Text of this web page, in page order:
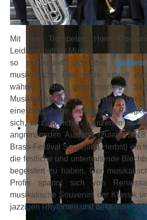
Mit zwei Trompeten, Horn,
Leidenschaft für Musik:
so präsentiert sich das
musikalische Feu sacré erhielt
während der gemeinsamen
Musikhochschule Zürich. Heute
eine langjährige, erfolgreiche
sich, in zahlreichen Konzerten in
angrenzenden Ausland (zuletzt
Brass-Festival Sauerland Herbst) ein
die festliche und unterhaltende
begeistert zu haben. Der
Profis spannt sich von
musikalische Souvenirs der Klassik
jazzigen Rhythmen und bekannten